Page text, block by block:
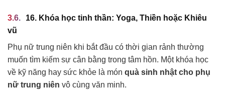
16. Khóa học tinh thần: Yoga, Thiền hoặc Khiêu
vũ
Phụ nữ trung niên khi bắt đầu có thời gian rảnh thường
muốn tìm kiếm sự cân bằng trong tâm hồn. Một khóa học
về kỹ năng hay sức khỏe là món quà sinh nhật cho phụ
nữ trung niên vô cùng văn minh.